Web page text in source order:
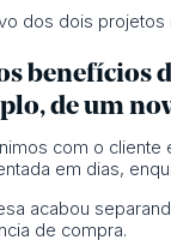
dos dois projetos
benefícios
de um
com o
em dias,
acabou
de compra.